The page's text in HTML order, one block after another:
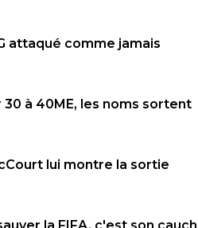
attaqué comme jamais
à 40ME, les noms sortent
lui montre la sortie